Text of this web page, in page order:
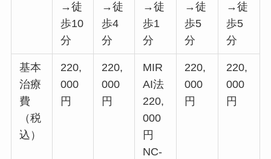
→徒
歩10
分
→徒
歩4
分
→徒
歩1
分
→徒
歩5
分
→徒
歩5
分
基本
治療
費
（税
込）
220,
000
円
220,
000
円
MIR
AI法
220,
000
円
NC-
220,
000
円
220,
000
円